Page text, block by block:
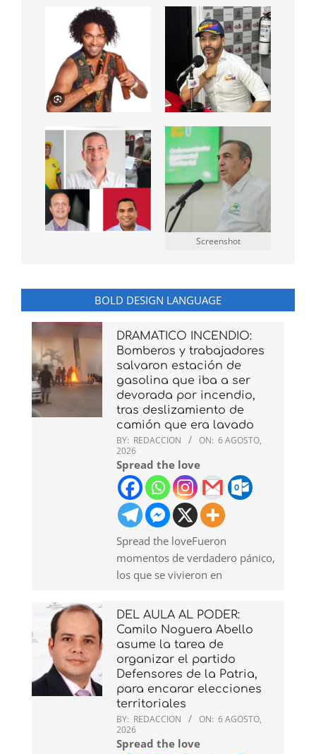
Screenshot
BOLD DESIGN LANGUAGE
DRAMATICO INCENDIO:
Bomberos y trabajadores
salvaron estación de
gasolina que iba a ser
devorada por incendio,
tras deslizamiento de
camión que era lavado
BY: REDACCION ON: 6 AGOSTO,
2026
Spread the love
Spread the loveFueron
momentos de verdadero pánico,
los que se vivieron en
DEL AULA AL PODER:
Camilo Noguera Abello
asume la tarea de
organizar el partido
Defensores de la Patria,
para encarar elecciones
territoriales
BY: REDACCION ON: 6 AGOSTO,
2026
Spread the love